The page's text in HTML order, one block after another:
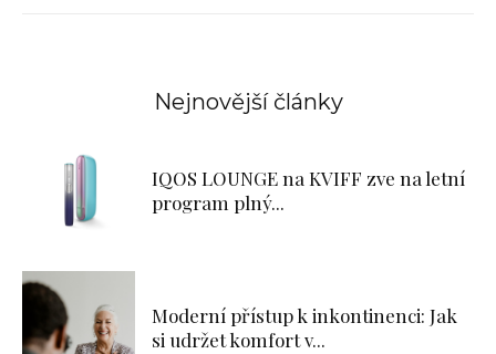
Nejnovější články
IQOS LOUNGE na KVIFF zve na letní
program plný...
Moderní přístup k inkontinenci: Jak
si udržet komfort v...